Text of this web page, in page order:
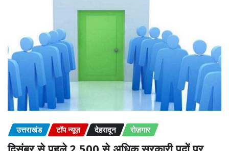
उत्तराखंड टॉप न्यूज़ देहरादून रोज़गार